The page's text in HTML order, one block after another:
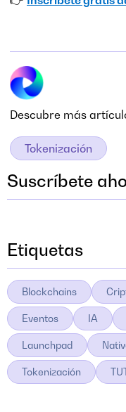
Descubre más
Tokenización
Suscríbete
Etiquetas
Blockchains
Eventos IA
Launchpad
Tokenización